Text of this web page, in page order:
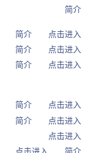
简介
点击进入
简介
点击进入
简介
点击进入
简介
点击进入
简介
点击进入
简介
点击进入